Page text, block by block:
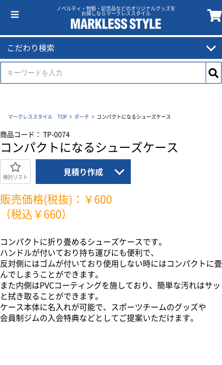
ノベルティ・物販・記念品などのオリジナルグッズを
お探しならマークレススタイル
こだわり検索
マークレススタイル TOP ポーチ コンパクトになるシューズケース
商品コード： TP-0074
コンパクトになるシューズケース
検討リスト
見積り作成
販売価格(税抜)：￥600
（税込￥660）
コンパクトに折り畳めるシューズケースです。
ハンドルが付いており持ち運びにも便利で、
反対側にはゴムが付いており使用しない時にはコンパクトに畳
んでしまうことができます。
また内側はPVCコーティングを施しており、簡単な汚れはサッ
と拭き取ることができます。
ケース本体に名入れが可能で、スポーツチームのグッズや
会員制ジムの入会特典などとしてご提案いただけます。